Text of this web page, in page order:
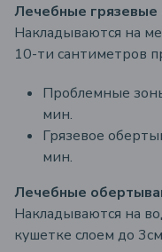
Лечебные грязевые
Накладываются на
10-ти сантиметров
Проблемные
мин.
Грязевое
мин.
Лечебные
Накладываются на
кушетке слоем до